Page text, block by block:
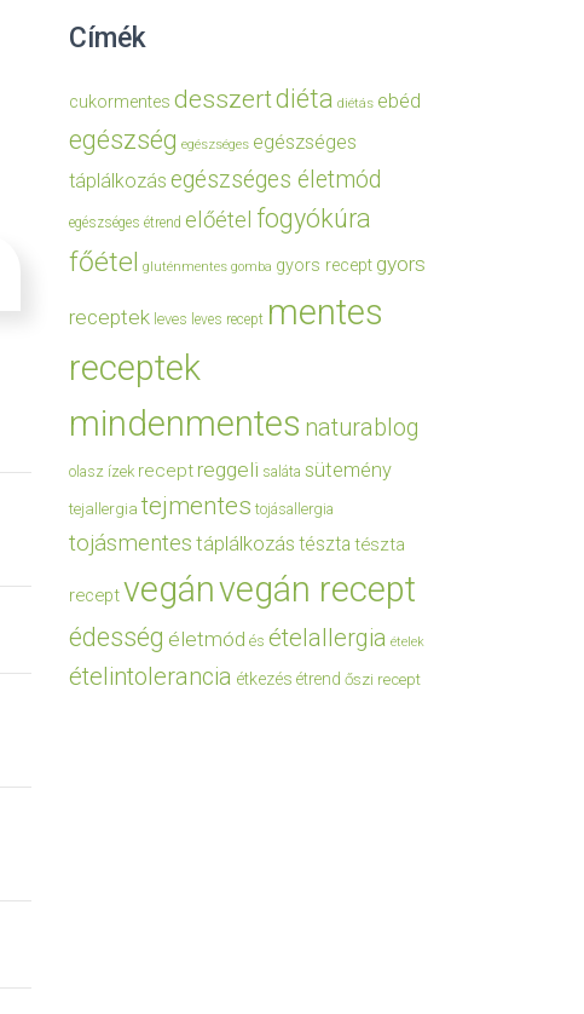
Címék
cukormentes desszertdiéta diétás ebéd
egészség egészséges egészséges
táplálkozás egészséges életmód
egészséges étrend előétel fogyókúra
főétel gluténmentes gomba gyors recept gyors
receptek leves leves recept mentes
receptek
mindenmentes naturablog
olasz ízek recept reggeli saláta sütemény
tejallergia tejmentes tojásallergia
tojásmentes táplálkozás tészta tészta
receptvegánvegán recept
édesség életmód és ételallergia ételek
ételintolerancia étkezés étrend őszi recept